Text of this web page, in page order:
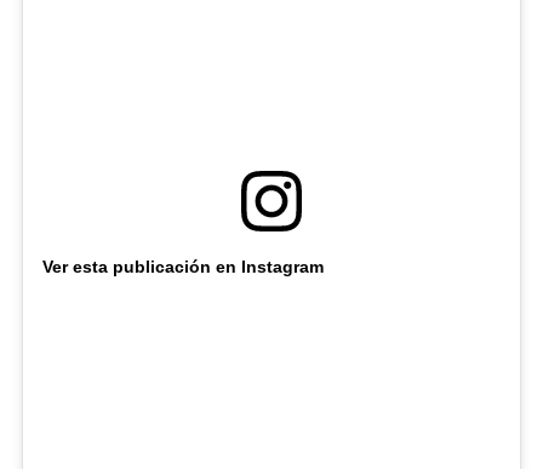
Ver esta publicación en Instagram